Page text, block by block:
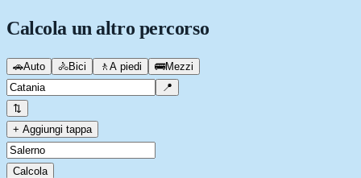
Calcola un altro percorso
🚗Auto 🚴Bici 🚶 A piedi 🚌Mezzi
📍
⇅
+ Aggiungi tappa
Calcola